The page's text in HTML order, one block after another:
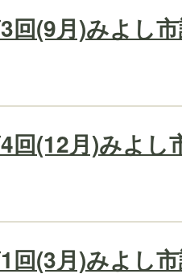
回(9月)みよし
回(12月)みよし
回(3月)みよし